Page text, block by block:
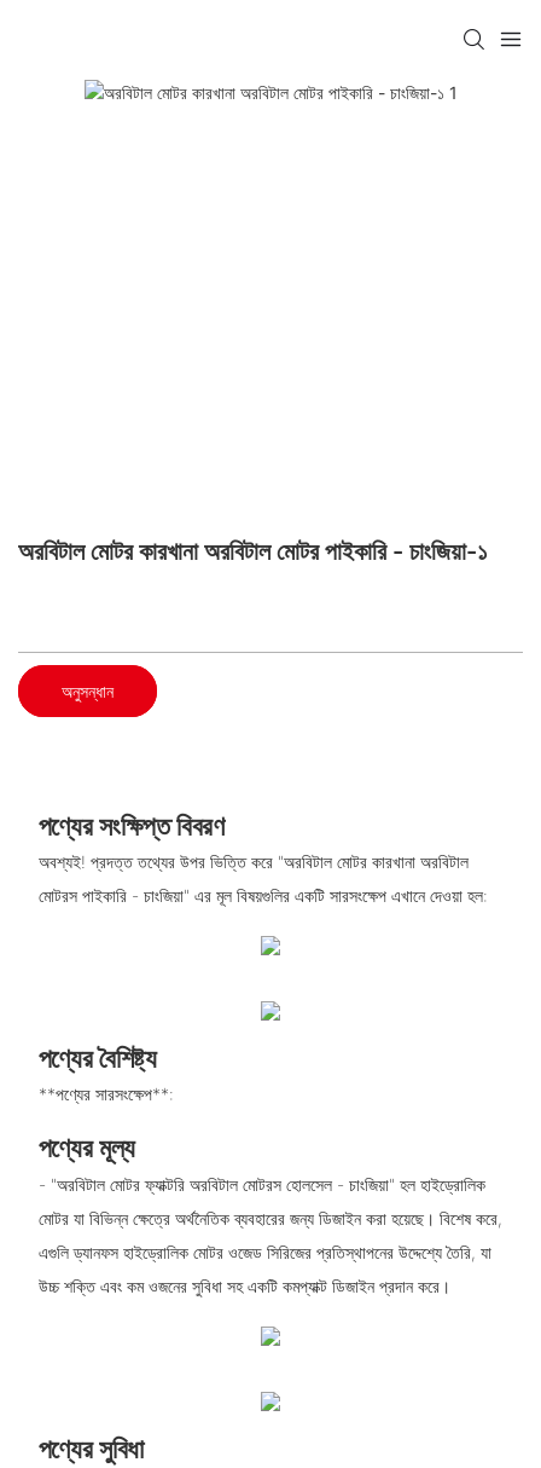
অরবিটাল মোটর কারখানা​ অরবিটাল মোটর পাইকারি - চাংজিয়া-১
অনুসন্ধান
পণ্যের সংক্ষিপ্ত বিবরণ
অবশ্যই! প্রদত্ত তথ্যের উপর ভিত্তি করে "অরবিটাল মোটর কারখানা​ অরবিটাল
মোটরস পাইকারি - চাংজিয়া" এর মূল বিষয়গুলির একটি সারসংক্ষেপ এখানে দেওয়া হল:
পণ্যের বৈশিষ্ট্য
**পণ্যের সারসংক্ষেপ**:
পণ্যের মূল্য
- "অরবিটাল মোটর ফ্যাক্টরি অরবিটাল মোটরস হোলসেল - চাংজিয়া" হল হাইড্রোলিক
মোটর যা বিভিন্ন ক্ষেত্রে অর্থনৈতিক ব্যবহারের জন্য ডিজাইন করা হয়েছে। বিশেষ করে,
এগুলি ড্যানফস হাইড্রোলিক মোটর ওজেড সিরিজের প্রতিস্থাপনের উদ্দেশ্যে তৈরি, যা
উচ্চ শক্তি এবং কম ওজনের সুবিধা সহ একটি কমপ্যাক্ট ডিজাইন প্রদান করে।
পণ্যের সুবিধা